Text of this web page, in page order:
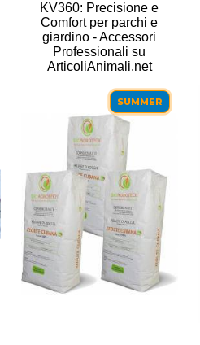
KV360: Precisione e
Comfort per parchi e
giardino - Accessori
Professionali su
ArticoliAnimali.net
SUMMER